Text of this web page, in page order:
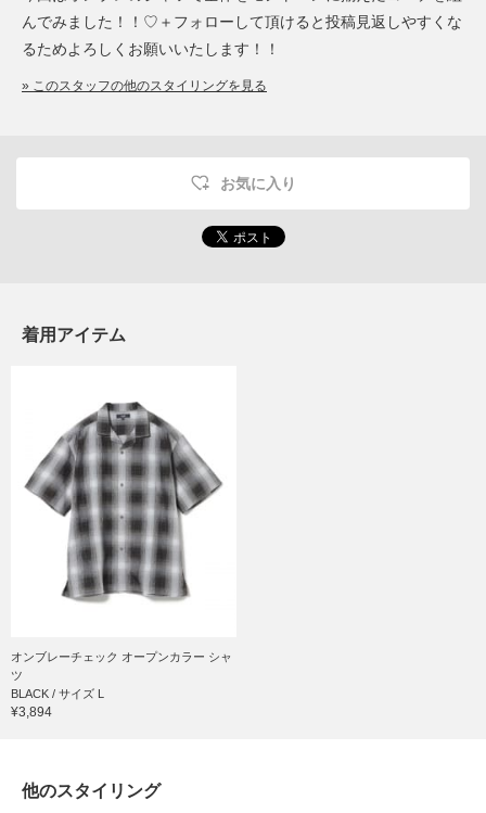
んでみました！！♡＋フォローして頂けると投稿見返しやすくな
るためよろしくお願いいたします！！
» このスタッフの他のスタイリングを見る
お気に入り
着用アイテム
オンブレーチェック オープンカラー シャ
ツ
BLACK / サイズ L
¥3,894
他のスタイリング